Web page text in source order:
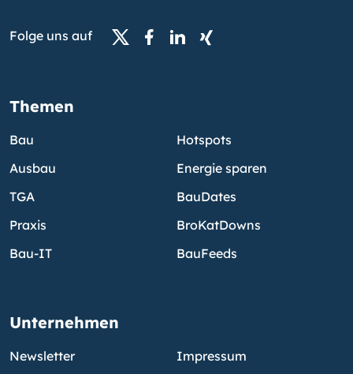
Folge uns auf
Themen
Bau
Ausbau
TGA
Praxis
Bau-IT
Hotspots
Energie sparen
BauDates
BroKatDowns
BauFeeds
Unternehmen
Newsletter Impressum